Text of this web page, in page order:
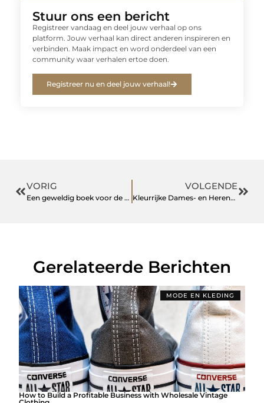
Stuur ons een bericht
Registreer vandaag en deel jouw verhaal op ons
platform. Jouw verhaal kan direct anderen inspireren en
verbinden. Maak impact en word onderdeel van een
community waar verhalen ertoe doen.
Registreer nu en deel jouw verhaal!
VORIG
Een geweldig boek voor de startende ondernemer
VOLGENDE
Kleurrijke Dames- en Herenschoenen: Een Vrolijke Stap naar Stijl
Gerelateerde Berichten
MODE EN KLEDING
How to Build a Profitable Business with Wholesale Vintage